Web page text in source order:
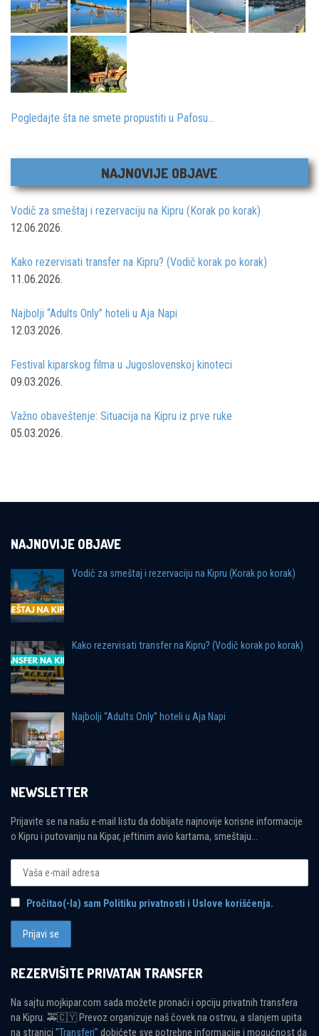
Pogledajte šta ne smete propustiti u Pafosu...
NAJNOVIJE OBJAVE
Vodič za smeštaj i rezervaciju na Kipru (Korak po korak)
12.06.2026.
Kako rezervisati transfer na Kipru? (Vodič korak po korak)
11.06.2026.
Najbolji “Adults Only” hoteli u Aja Napi
12.03.2026.
Festival kiparskog filma u Jugoslovenskoj kinoteci
09.03.2026.
Važno obaveštenje: Situacija na Kipru iz prve ruke
05.03.2026.
NAJNOVIJE OBJAVE
Vodič za smeštaj i rezervaciju na Kipru (Korak po korak)
Kako rezervisati transfer na Kipru? (Vodič korak po korak)
Najbolji “Adults Only” hoteli u Aja Napi
NEWSLETTER
Prijavite se na našu e-mail listu da dobijate najnovije korisne informacije
o Kipru i putovanju na Kipar, jeftinim avio kartama, smeštaju...
Pročitao(-la) sam Politiku privatnosti i Uslove korišćenja.
REZERVIŠITE PRIVATAN TRANSFER
Na sajtu mojkipar.com sada možete pronaći i opciju privatnih transfera
na Kipru. 🚕🇨🇾 Prevoz organizuje naš čovek na ostrvu, a slanjem upita
na stranici "Transferi" dobićete sve potrebne informacije i mogućnost da